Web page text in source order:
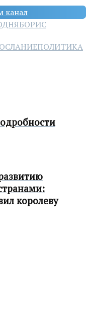
канал
БОРИС
ПОЛИТИКА
королеву